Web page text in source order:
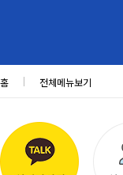
홈 전체메뉴보기